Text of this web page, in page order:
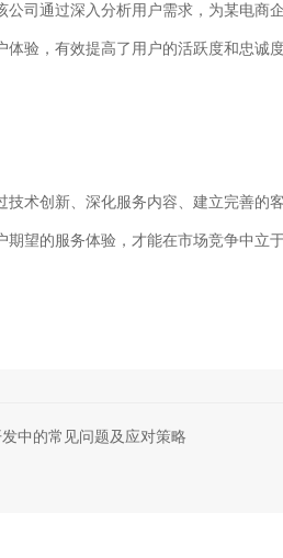
公司通过深入分析用户需求，为某电
体验，有效提高了用户的活跃度和忠诚
技术创新、深化服务内容、建立完善的
期望的服务体验，才能在市场竞争中立
中的常见问题及应对策略